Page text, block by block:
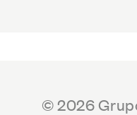
© 2026